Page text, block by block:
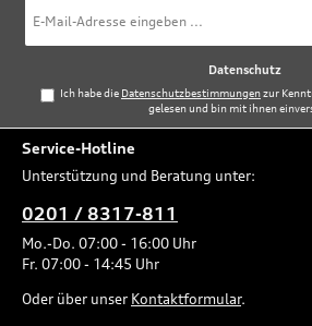
Mail-
Adresse
Datenschutz
Ich habe die Datenschutzbestimmungenzur
gelesen und bin mit ihnen
Service-Hotline
Unterstützung und Beratung unter:
0201 / 8317-811
Mo.-Do. 07:00 - 16:00 Uhr
Fr. 07:00 - 14:45 Uhr
Oder über unser Kontaktformular.